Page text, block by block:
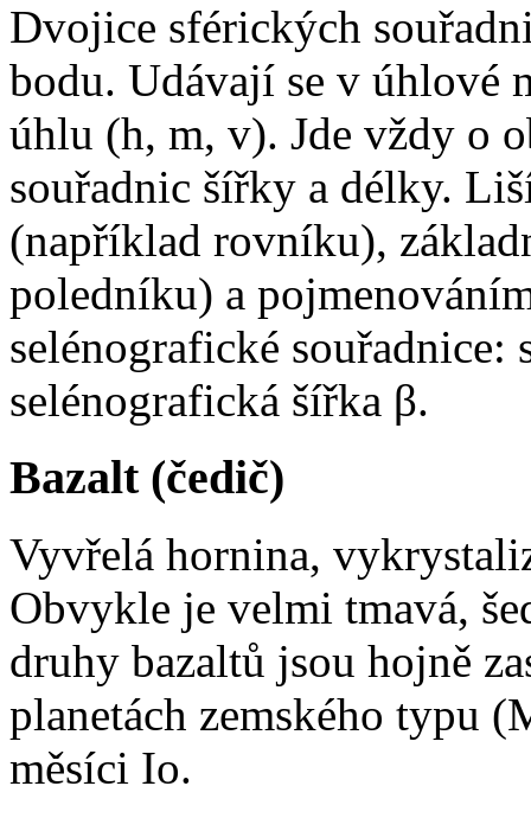
Dvojice sférických
bodu. Udávají se v úhlové
úhlu (h, m, v). Jde vždy o
souřadnic šířky a délky.
(například rovníku),
poledníku) a
selénografické souřadnice:
selénografická šířka β.
Bazalt (čedič)
Vyvřelá hornina,
Obvykle je velmi tmavá,
druhy bazaltů jsou hojně
planetách zemského typu
měsíci Io.